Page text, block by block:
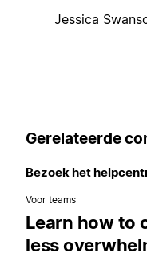
Jessica
Gerelateerde
Bezoek het
Voor teams
Learn how to
less